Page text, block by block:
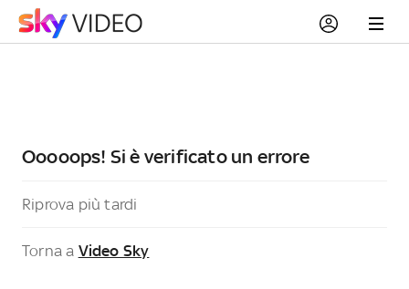
Ooooops! Si è verificato un errore
Riprova più tardi
Torna a Video Sky